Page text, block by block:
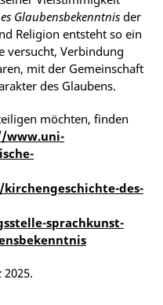
Glaubensbekenntnisder
Religion entsteht so ein
versucht, Verbindung
mit der Gemeinschaft
des Glaubens.
möchten, finden
www.uni-
des-
sprachkunst-